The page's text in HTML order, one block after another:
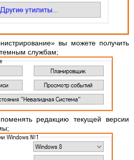
вы можете получить
службам;
редакцию текущей версии